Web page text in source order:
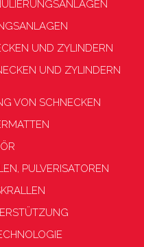
UND ZYLINDERN
UND ZYLINDERN
VON SCHNECKEN
PULVERISATOREN